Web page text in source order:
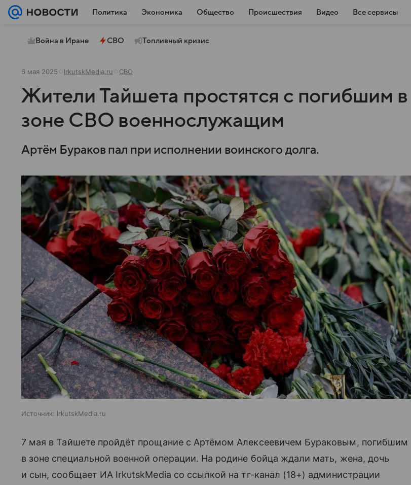
Политика Экономика Общество Происшествия Видео Все сервисы
Война в Иране СВО Топливный кризис
6 мая 2025 IrkutskMedia.ru СВО
Жители Тайшета простятся с погибшим в
зоне СВО военнослужащим
Артём Бураков пал при исполнении воинского долга.
Источник: IrkutskMedia.ru
7 мая в Тайшете пройдёт прощание с Артёмом Алексеевичем Бураковым, погибшим
в зоне специальной военной операции. На родине бойца ждали мать, жена, дочь
и сын, сообщает ИА IrkutskMedia со ссылкой на тг-канал (18+) администрации